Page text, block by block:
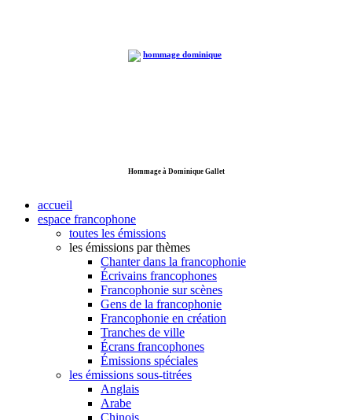
Hommage à Dominique Gallet
accueil
espace francophone
toutes les émissions
les émissions par thèmes
Chanter dans la francophonie
Écrivains francophones
Francophonie sur scènes
Gens de la francophonie
Francophonie en création
Tranches de ville
Écrans francophones
Émissions spéciales
les émissions sous-titrées
Anglais
Arabe
Chinois